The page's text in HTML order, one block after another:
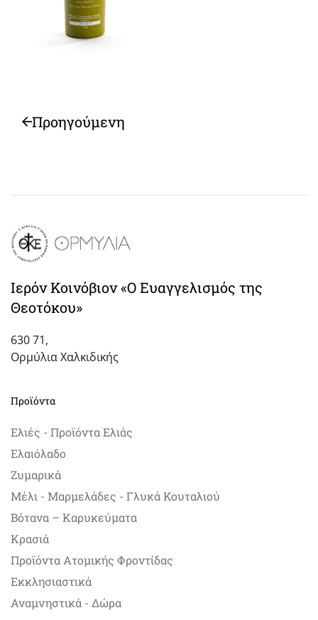
Προηγούμενη
Ιερόν Κοινόβιον «Ο Ευαγγελισμός της
Θεοτόκου»
630 71,
Ορμύλια Χαλκιδικής
Προϊόντα
Ελιές - Προϊόντα Ελιάς
Ελαιόλαδο
Ζυμαρικά
Μέλι - Μαρμελάδες - Γλυκά Κουταλιού
Βότανα – Καρυκεύματα
Κρασιά
Προϊόντα Ατομικής Φροντίδας
Εκκλησιαστικά
Αναμνηστικά - Δώρα